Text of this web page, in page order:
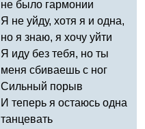
не было гармонии
Я не уйду, хотя я и одна,
но я знаю, я хочу уйти
Я иду без тебя, но ты
меня сбиваешь с ног
Сильный порыв
И теперь я остаюсь одна
танцевать